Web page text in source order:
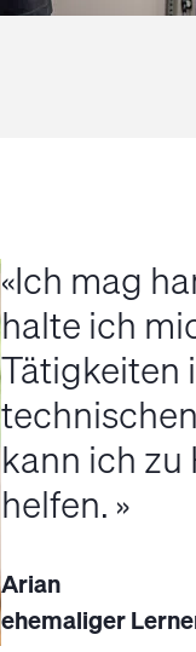
Ich mag
halte ich
Tätigkeiten
kann ich
helfen.
Arian
ehemaliger